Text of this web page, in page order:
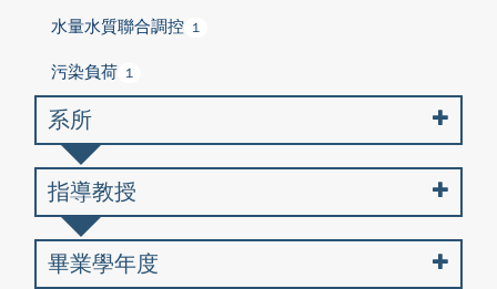
水量水質聯合調控 1
污染負荷 1
系所
指導教授
畢業學年度